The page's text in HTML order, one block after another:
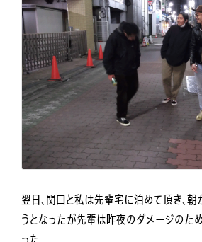
翌日、関口と私は先輩宅に泊めて頂き、
うとなったが先輩は昨夜のダメージのた
った。